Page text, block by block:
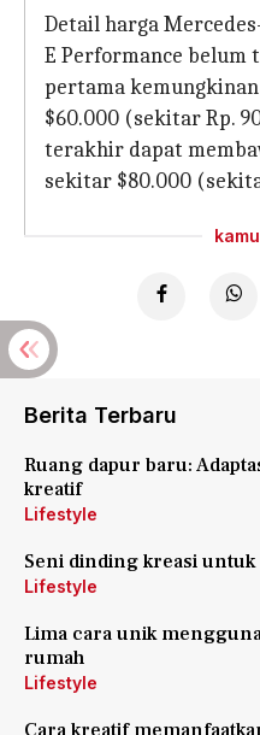
Detail harga Mercedes-
E Performance belum
pertama
$60.000 (sekitar Rp.
terakhir dapat
sekitar $80.000
Berita Terbaru
Ruang dapur baru:
kreatif
Lifestyle
Seni dinding kreasi
Lifestyle
Lima cara unik
rumah
Lifestyle
Cara kreatif